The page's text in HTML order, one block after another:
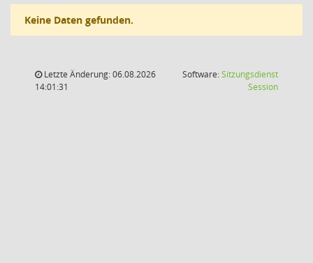
Keine Daten gefunden.
Letzte Änderung: 06.08.2026
14:01:31
Software:Sitzungsdienst
Session(Wird in